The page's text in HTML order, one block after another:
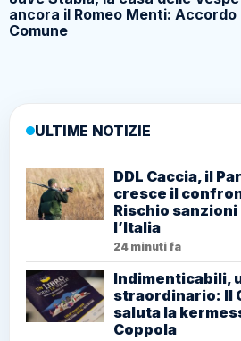
ancora il Romeo Menti:
Comune
ULTIME NOTIZIE
DDL Caccia, il
cresce il
Rischio
l’Italia
24 minuti fa
Indimenticabili,
straordinario: Il
saluta la
Coppola